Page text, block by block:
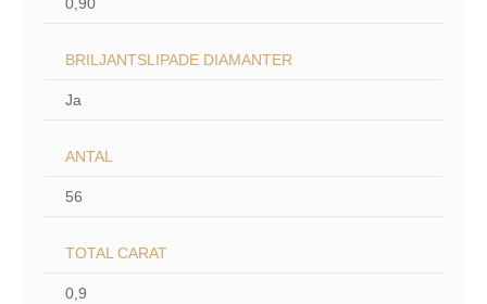
BRILJANTSLIPADE DIAMANTER
Ja
ANTAL
56
TOTAL CARAT
0,9